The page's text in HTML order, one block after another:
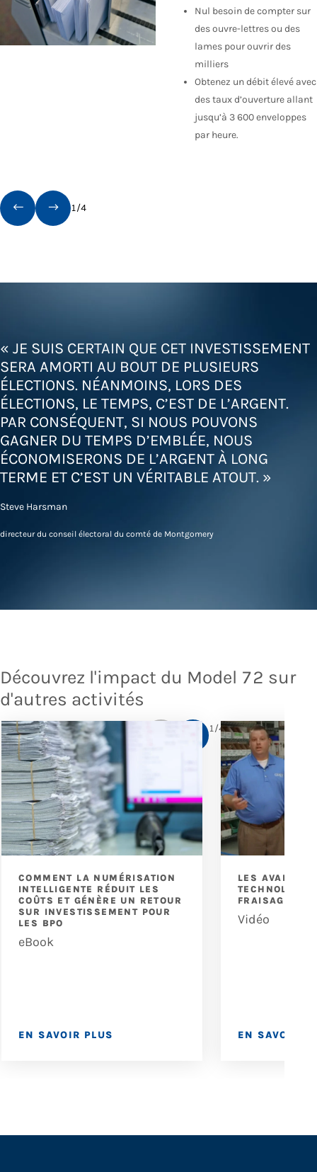
Nul besoin de compter sur
des ouvre-lettres ou des
lames pour ouvrir des
milliers
Obtenez un débit élevé avec
des taux d’ouverture allant
jusqu’à 3 600 enveloppes
par heure.
1/4
« JE SUIS CERTAIN QUE CET INVESTISSEMENT
SERA AMORTI AU BOUT DE PLUSIEURS
ÉLECTIONS. NÉANMOINS, LORS DES
ÉLECTIONS, LE TEMPS, C’EST DE L’ARGENT.
PAR CONSÉQUENT, SI NOUS POUVONS
GAGNER DU TEMPS D’EMBLÉE, NOUS
ÉCONOMISERONS DE L’ARGENT À LONG
TERME ET C’EST UN VÉRITABLE ATOUT. »
Steve Harsman
directeur du conseil électoral du comté de Montgomery
Découvrez l'impact du Model 72 sur
d'autres activités
COMMENT LA NUMÉRISATION
INTELLIGENTE RÉDUIT LES
COÛTS ET GÉNÈRE UN RETOUR
SUR INVESTISSEMENT POUR
LES BPO
eBook
EN SAVOIR PLUS
LES
TECHNOLOGIE
FRAISAGE
Vidéo
EN SAVOIR
1/4